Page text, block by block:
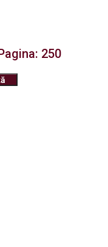
250